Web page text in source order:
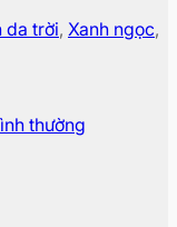
da trời, Xanh ngọc,
thường